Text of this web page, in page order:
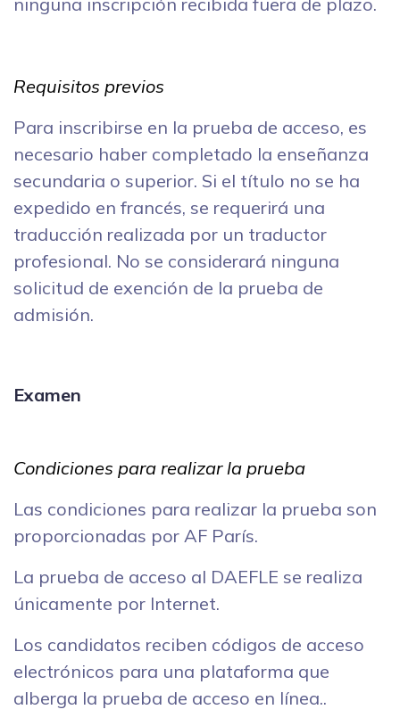
Requisitos previos
Para inscribirse en la prueba de acceso, es
necesario haber completado la enseñanza
secundaria o superior. Si el título no se ha
expedido en francés, se requerirá una
traducción realizada por un traductor
profesional. No se considerará ninguna
solicitud de exención de la prueba de
admisión.
Examen
Condiciones para realizar la prueba
Las condiciones para realizar la prueba son
proporcionadas por AF París.
La prueba de acceso al DAEFLE se realiza
únicamente por Internet.
Los candidatos reciben códigos de acceso
electrónicos para una plataforma que
alberga la prueba de acceso en línea..